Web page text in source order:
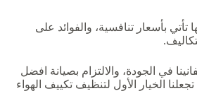
تأتي بأسعار تنافسية، والفوائد على
.
في الجودة، والالتزام بصيانة افضل
تجعلنا الخيار الأول لتنظيف تكييف الهواء